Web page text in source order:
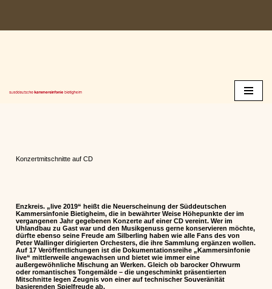
Zum
Konzertmitschnitte auf CD
Enzkreis. „live 2019“ heißt die Neuerscheinung der Süddeutschen
Kammersinfonie Bietigheim, die in bewährter Weise Höhepunkte der im
vergangenen Jahr gegebenen Konzerte auf einer CD vereint. Wer im
Uhlandbau zu Gast war und den Musikgenuss gerne konservieren möchte,
dürfte ebenso seine Freude am Silberling haben wie alle Fans des von
Peter Wallinger dirigierten Orchesters, die ihre Sammlung ergänzen wollen.
Auf 17 Veröffentlichungen ist die Dokumentationsreihe „Kammersinfonie
live“ mittlerweile angewachsen und bietet wie immer eine
außergewöhnliche Mischung an Werken. Gleich ob barocker Ohrwurm
oder romantisches Tongemälde – die ungeschminkt präsentierten
Mitschnitte legen Zeugnis von einer auf technischer Souveränität
basierenden Spielfreude ab.